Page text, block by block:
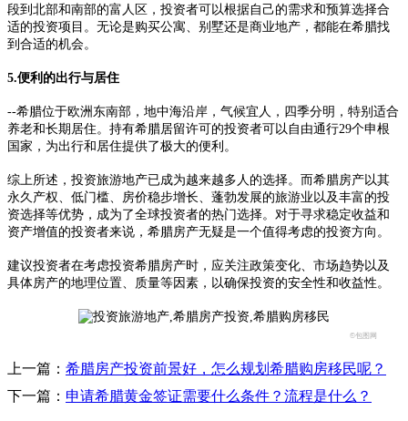
段到北部和南部的富人区，投资者可以根据自己的需求和预算选择合
适的投资项目。无论是购买公寓、别墅还是商业地产，都能在希腊找
到合适的机会。
5.便利的出行与居住
--希腊位于欧洲东南部，地中海沿岸，气候宜人，四季分明，特别适合
养老和长期居住。持有希腊居留许可的投资者可以自由通行29个申根
国家，为出行和居住提供了极大的便利。
综上所述，投资旅游地产已成为越来越多人的选择。而希腊房产以其
永久产权、低门槛、房价稳步增长、蓬勃发展的旅游业以及丰富的投
资选择等优势，成为了全球投资者的热门选择。对于寻求稳定收益和
资产增值的投资者来说，希腊房产无疑是一个值得考虑的投资方向。
建议投资者在考虑投资希腊房产时，应关注政策变化、市场趋势以及
具体房产的地理位置、质量等因素，以确保投资的安全性和收益性。
©包图网
上一篇： 希腊房产投资前景好，怎么规划希腊购房移民呢？
下一篇： 申请希腊黄金签证需要什么条件？流程是什么？